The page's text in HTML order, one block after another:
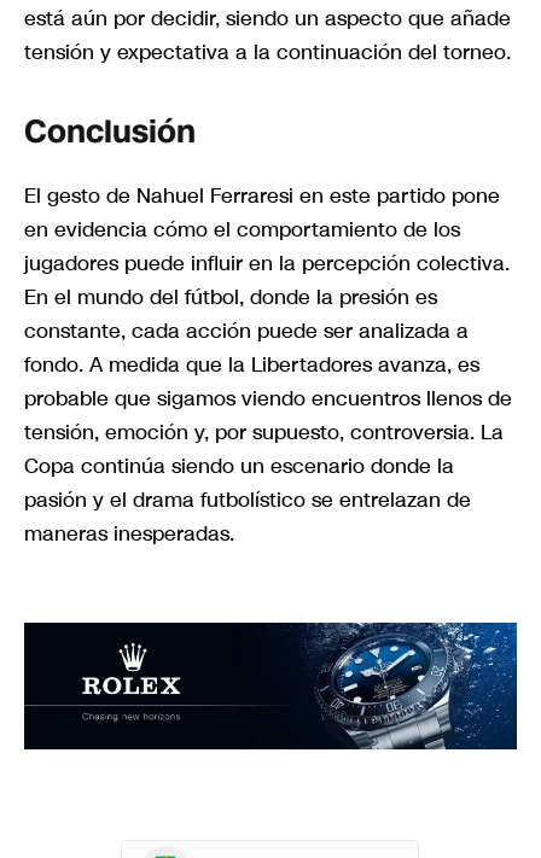
está aún por decidir, siendo un aspecto que añade
tensión y expectativa a la continuación del torneo.
Conclusión
El gesto de Nahuel Ferraresi en este partido pone
en evidencia cómo el comportamiento de los
jugadores puede influir en la percepción colectiva.
En el mundo del fútbol, donde la presión es
constante, cada acción puede ser analizada a
fondo. A medida que la Libertadores avanza, es
probable que sigamos viendo encuentros llenos de
tensión, emoción y, por supuesto, controversia. La
Copa continúa siendo un escenario donde la
pasión y el drama futbolístico se entrelazan de
maneras inesperadas.